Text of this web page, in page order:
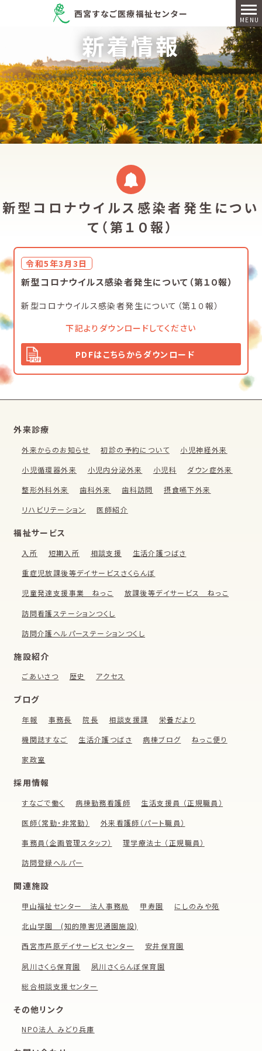
西宮すなご医療福祉センター
新着情報
新型コロナウイルス感染者発生につい
て（第１０報）
令和5年3月3日
新型コロナウイルス感染者発生について（第１０報）
新型コロナウイルス感染者発生について（第１０報）
下記よりダウンロードしてください
PDFはこちらからダウンロード
外来診療
外来からのお知らせ 初診の予約について 小児神経外来
小児循環器外来 小児内分泌外来 小児科 ダウン症外来
整形外科外来 歯科外来 歯科訪問 摂食嚥下外来
リハビリテーション 医師紹介
福祉サービス
入所 短期入所 相談支援 生活介護つばさ
重症児放課後等デイサービスさくらんぼ
児童発達支援事業 ねっこ 放課後等デイサービス ねっこ
訪問看護ステーションつくし
訪問介護ヘルパーステーションつくし
施設紹介
ごあいさつ 歴史 アクセス
ブログ
年報 事務長 院長 相談支援課 栄養だより
機関誌すなご 生活介護つばさ 病棟ブログ ねっこ便り
家政室
採用情報
すなごで働く 病棟勤務看護師 生活支援員 （正規職員）
医師（常勤・非常勤） 外来看護師（パート職員）
事務員（企画管理スタッフ） 理学療法士 （正規職員）
訪問登録ヘルパー
関連施設
甲山福祉センター 法人事務局 甲寿園 にしのみや苑
北山学園 (知的障害児通園施設)
西宮市芦原デイサービスセンター 安井保育園
夙川さくら保育園 夙川さくらんぼ保育園
総合相談支援センター
その他リンク
NPO法人 みどり兵庫